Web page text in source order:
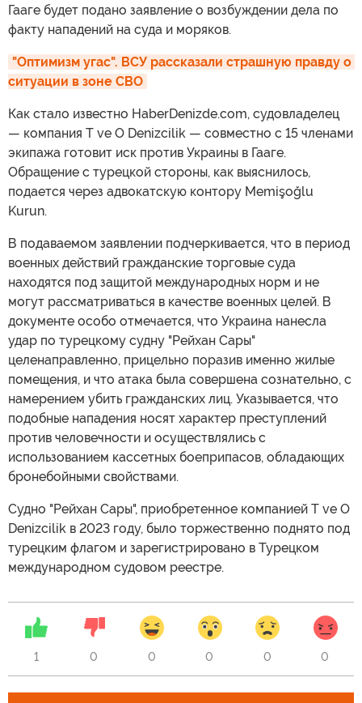
Гааге будет подано заявление о возбуждении дела по
факту нападений на суда и моряков.
"Оптимизм угас". ВСУ рассказали страшную правду о
ситуации в зоне СВО
Как стало известно HaberDenizde.com, судовладелец
— компания T ve O Denizcilik — совместно с 15 членами
экипажа готовит иск против Украины в Гааге.
Обращение с турецкой стороны, как выяснилось,
подается через адвокатскую контору Memişoğlu
Kurun.
В подаваемом заявлении подчеркивается, что в период
военных действий гражданские торговые суда
находятся под защитой международных норм и не
могут рассматриваться в качестве военных целей. В
документе особо отмечается, что Украина нанесла
удар по турецкому судну "Рейхан Сары"
целенаправленно, прицельно поразив именно жилые
помещения, и что атака была совершена сознательно, с
намерением убить гражданских лиц. Указывается, что
подобные нападения носят характер преступлений
против человечности и осуществлялись с
использованием кассетных боеприпасов, обладающих
бронебойными свойствами.
Судно "Рейхан Сары", приобретенное компанией T ve O
Denizcilik в 2023 году, было торжественно поднято под
турецким флагом и зарегистрировано в Турецком
международном судовом реестре.
1 0 0 0 0 0